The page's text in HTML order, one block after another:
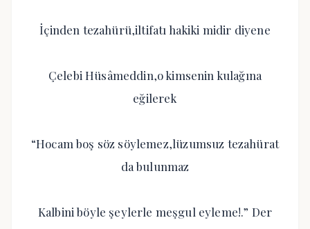
İçinden tezahürü,iltifatı hakiki midir diyene
Çelebi Hüsâmeddin,o kimsenin kulağına
eğilerek
“Hocam boş söz söylemez,lüzumsuz tezahürat
da bulunmaz
Kalbini böyle şeylerle meşgul eyleme!.” Der